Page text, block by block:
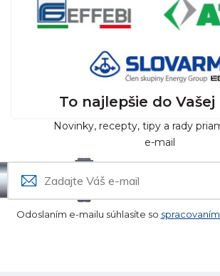
To najlepšie do
Novinky, recepty, tipy a rady
e-mail
Odoslaním e-mailu súhlasíte so